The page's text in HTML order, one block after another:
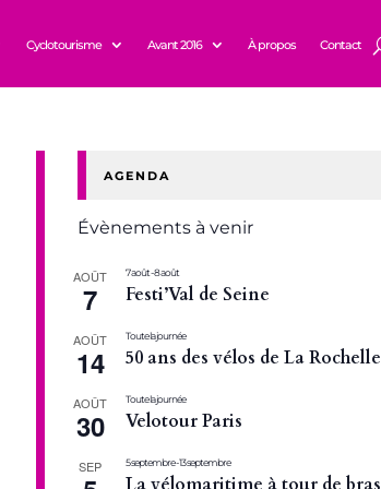
Cyclotourisme Avant 2016 À propos Contact
AGENDA
Évènements à venir
AOÛT
7
7 août-8 août
Festi’Val de Seine
AOÛT
14
Toute la journée
50 ans des vélos de La Rochelle
AOÛT
30
Toute la journée
Velotour Paris
SEP 5 septembre-13 septembre